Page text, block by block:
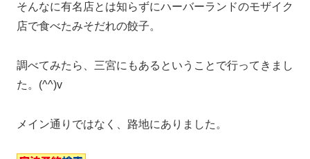
そんなに有名店とは知らずにハーバーランドのモザイク
店で食べたみそだれの餃子。
調べてみたら、三宮にもあるということで行ってきまし
た。(^^)v
メイン通りではなく、路地にありました。